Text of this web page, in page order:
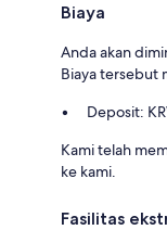
Biaya
Anda akan
Biaya tersebut
Deposit:
Kami telah
ke kami.
Fasilitas